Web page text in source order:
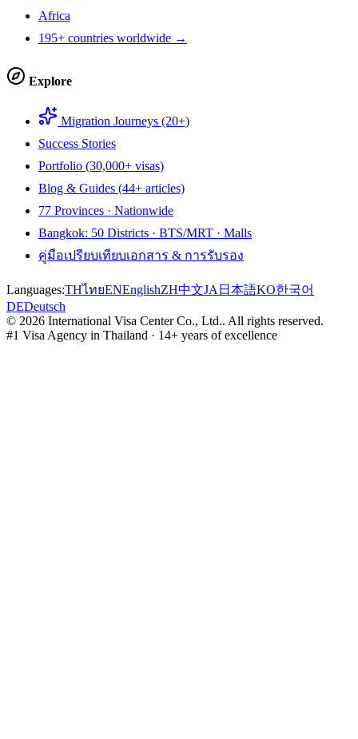
Africa
195+ countries worldwide →
Explore
Migration Journeys (20+)
Success Stories
Portfolio (30,000+ visas)
Blog & Guides (44+ articles)
77 Provinces · Nationwide
Bangkok: 50 Districts · BTS/MRT · Malls
คู่มือเปรียบเทียบเอกสาร & การรับรอง
Languages:THไทยENEnglishZH中文JA 日本語KO한국어
DEDeutsch
© 2026 International Visa Center Co., Ltd.. All rights reserved.
#1 Visa Agency in Thailand · 14+ years of excellence